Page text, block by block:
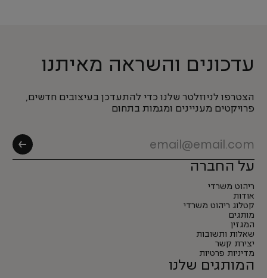
עדכונים והשראה מאיתנו
הצטרפו לניוזלטר שלנו כדי להתעדכן בעיצובים חדשים,
פרויקטים מעניינים ומגמות בתחום
על החברה
ריהוט משרדי
אודות
קטלוג ריהוט משרדי
מותגים
המגזין
שאלות ותשובות
יצירת קשר
מדיניות פרטיות
המותגים שלנו